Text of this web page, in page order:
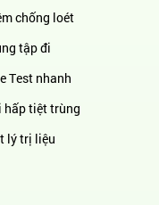
chống loét
tập đi
Test nhanh
hấp tiệt trùng
lý trị liệu